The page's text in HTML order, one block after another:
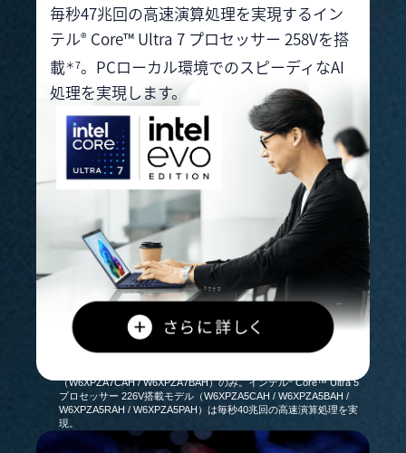
毎秒47兆回の高速演算処理を実現するイン
テル®Core™ Ultra 7 プロセッサー 258Vを搭
載＊7。PCローカル環境でのスピーディなAI
処理を実現します。
＊7. インテル
（W6XPZA7CAH / W6XPZA7BAH）のみ。インテル®Core™ Ultra 5
プロセッサー 226V搭載モデル（W6XPZA5CAH / W6XPZA5BAH /
W6XPZA5RAH / W6XPZA5PAH）は毎秒40兆回の高速演算処理を実
現。